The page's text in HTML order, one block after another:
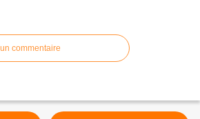
commentaire